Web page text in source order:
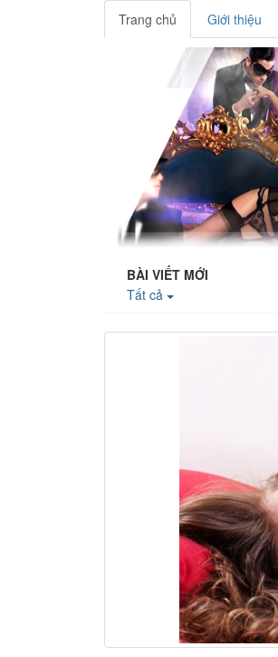
Trang chủ Giới thiệu
BÀI VIẾT MỚI
Tất cả